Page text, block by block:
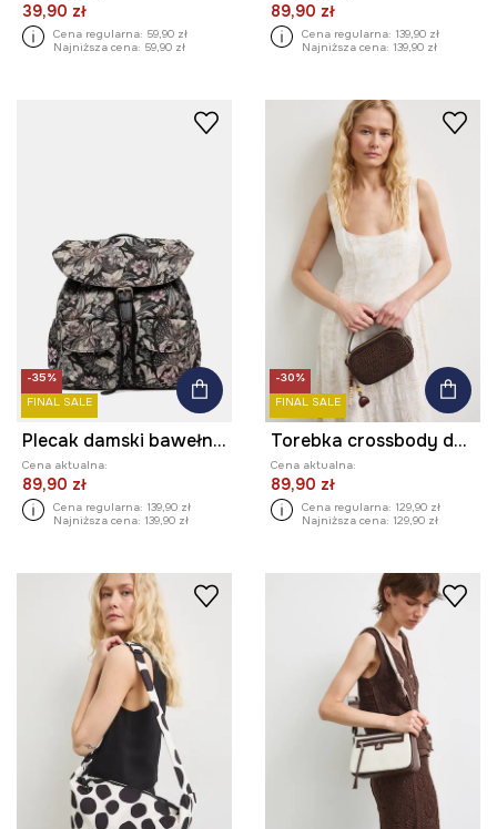
39,90 zł
Cena regularna: 59,90 zł
Najniższa cena: 59,90 zł
89,90 zł
Cena regularna: 139,90 zł
Najniższa cena: 139,90 zł
-35%
FINAL SALE
Plecak damski bawełniany
Cena aktualna:
89,90 zł
Cena regularna: 139,90 zł
Najniższa cena: 139,90 zł
-30%
FINAL SALE
Torebka crossbody damska pleciona
Cena aktualna:
89,90 zł
Cena regularna: 129,90 zł
Najniższa cena: 129,90 zł